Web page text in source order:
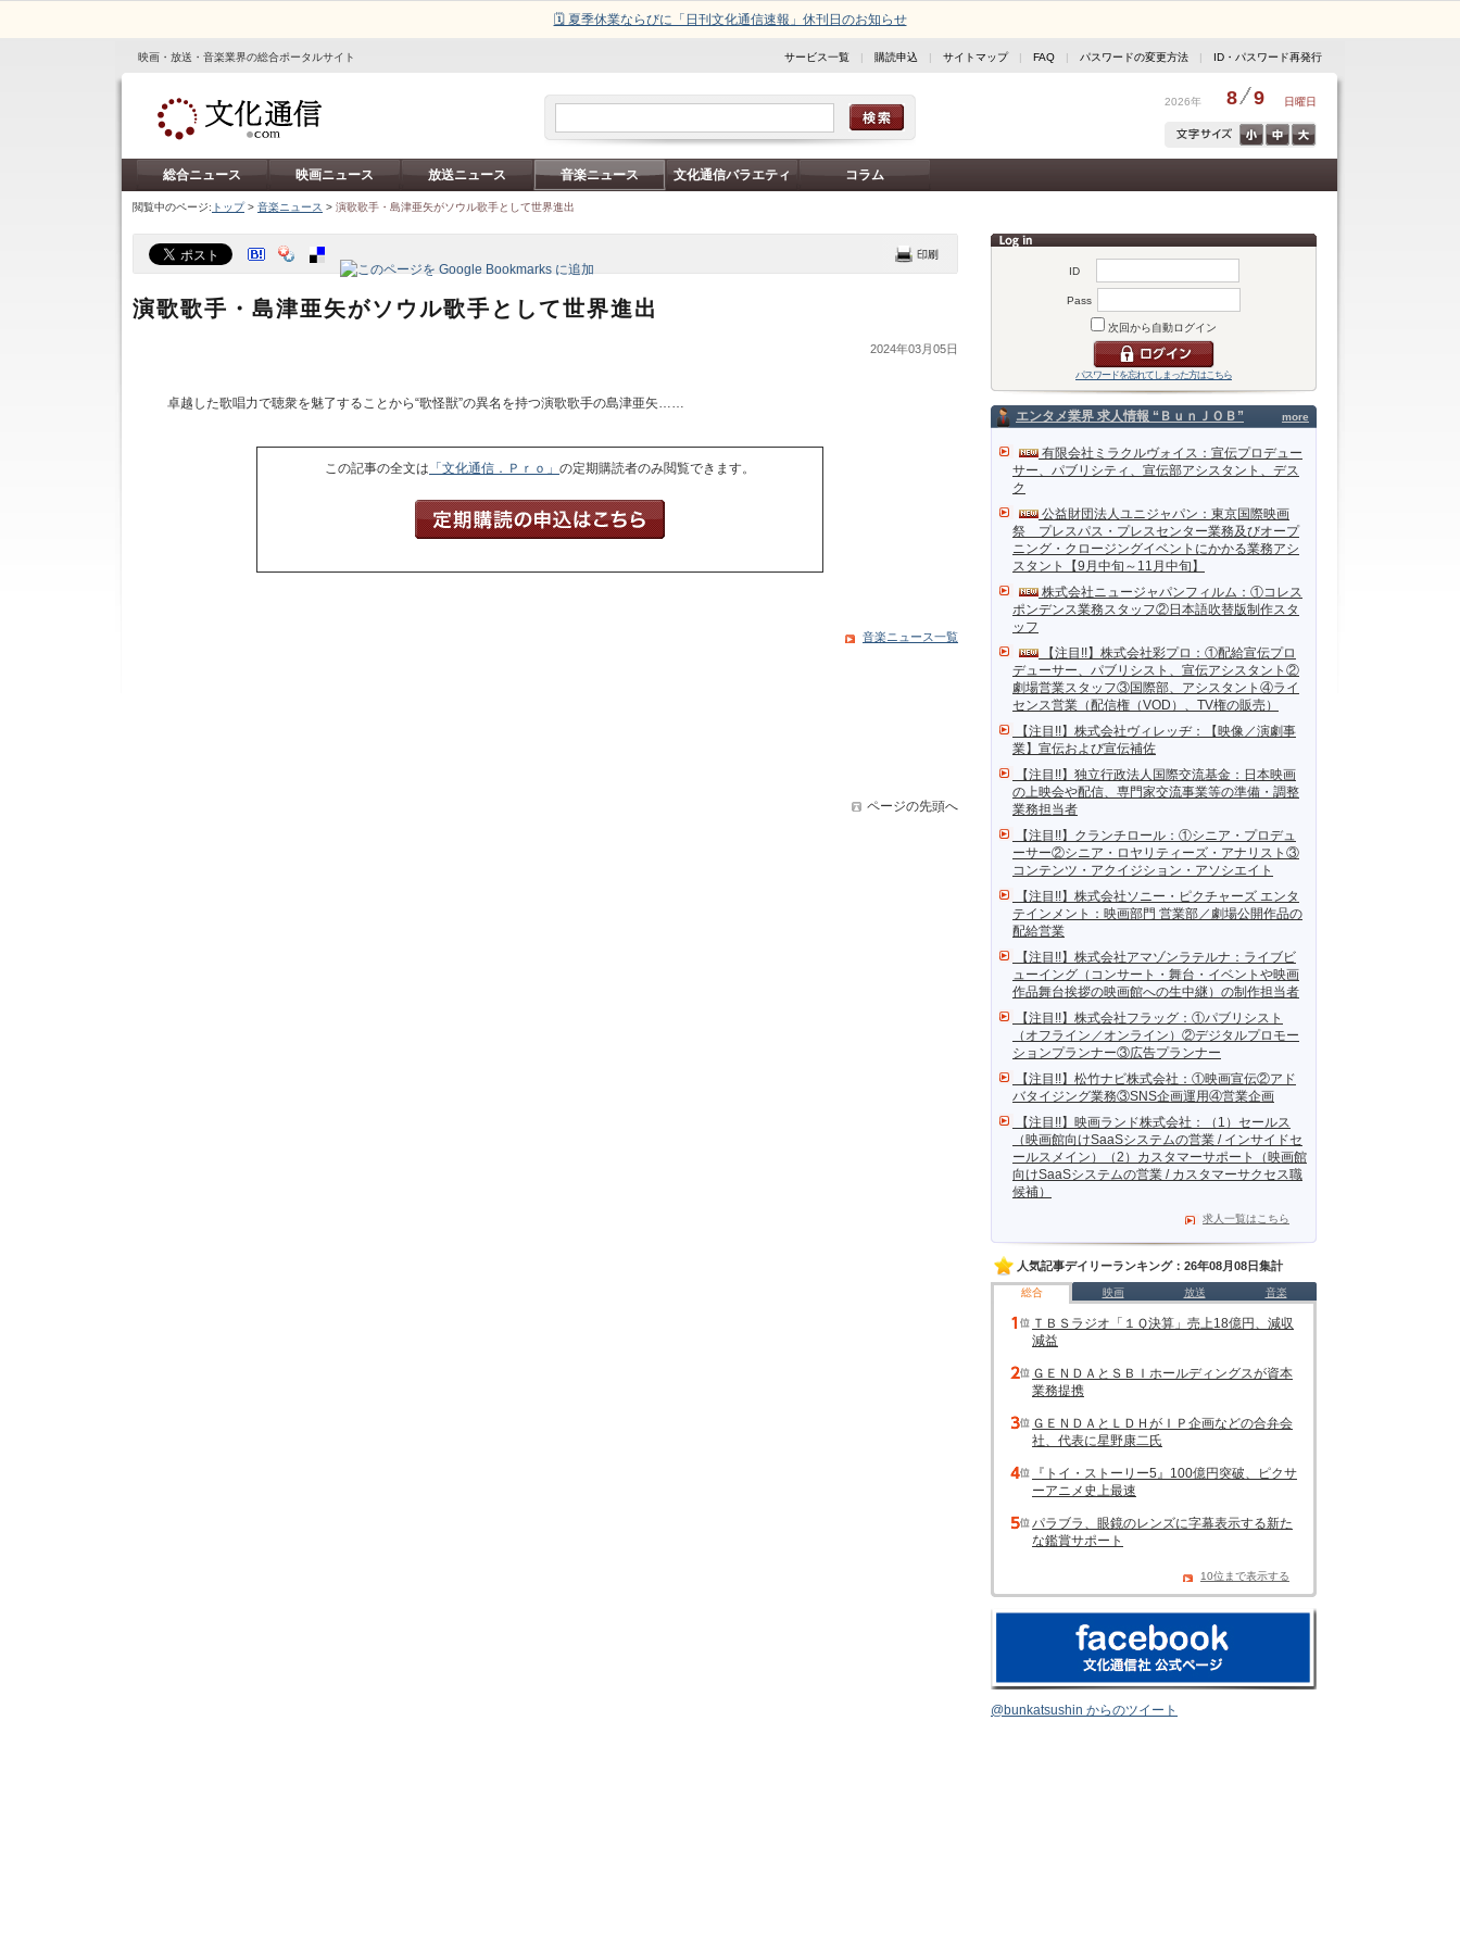
🗓️ 夏季休業ならびに「日刊文化通信速報」休刊日のお知らせ
映画・放送・音楽業界の総合ポータルサイト サービス一覧 | 購読申込 | サイトマップ| FAQ | パスワードの変更方法 | ID・パスワード再発行
2026年 8 9 日曜日
総合ニュース 映画ニュース 放送ニュース 音楽ニュース 文化通信バラエティ コラム
閲覧中のページ: トップ> 音楽ニュース > 演歌歌手・島津亜矢がソウル歌手として世界進出
ID
Pass
次回から自動ログイン
パスワードを忘れてしまった方はこちら
more
エンタメ業界 求人情報 “ＢｕｎＪＯＢ”
有限会社ミラクルヴォイス：宣伝プロデュー
サー、パブリシティ、宣伝部アシスタント、デス
ク
公益財団法人ユニジャパン：東京国際映画
祭 プレスパス・プレスセンター業務及びオープ
ニング・クロージングイベントにかかる業務アシ
スタント【9月中旬～11月中旬】
株式会社ニュージャパンフィルム：①コレス
ポンデンス業務スタッフ②日本語吹替版制作スタ
ッフ
【注目!!】株式会社彩プロ：①配給宣伝プロ
デューサー、パブリシスト、宣伝アシスタント②
劇場営業スタッフ③国際部、アシスタント④ライ
センス営業（配信権（VOD）、TV権の販売）
【注目!!】株式会社ヴィレッヂ：【映像／演劇事
業】宣伝および宣伝補佐
【注目!!】独立行政法人国際交流基金：日本映画
の上映会や配信、専門家交流事業等の準備・調整
業務担当者
【注目!!】クランチロール：①シニア・プロデュ
ーサー②シニア・ロヤリティーズ・アナリスト③
コンテンツ・アクイジション・アソシエイト
【注目!!】株式会社ソニー・ピクチャーズ エンタ
テインメント：映画部門 営業部／劇場公開作品の
配給営業
【注目!!】株式会社アマゾンラテルナ：ライブビ
ューイング（コンサート・舞台・イベントや映画
作品舞台挨拶の映画館への生中継）の制作担当者
【注目!!】株式会社フラッグ：①パブリシスト
（オフライン／オンライン）②デジタルプロモー
ションプランナー③広告プランナー
【注目!!】松竹ナビ株式会社：①映画宣伝②アド
バタイジング業務③SNS企画運用④営業企画
【注目!!】映画ランド株式会社：（1）セールス
（映画館向けSaaSシステムの営業 / インサイドセ
ールスメイン）（2）カスタマーサポート（映画館
向けSaaSシステムの営業 / カスタマーサクセス職
候補）
求人一覧はこちら
人気記事デイリーランキング：26年08月08日集計
総合 映画 放送 音楽
ＴＢＳラジオ「１Ｑ決算」売上18億円、減収
減益
ＧＥＮＤＡとＳＢＩホールディングスが資本
業務提携
ＧＥＮＤＡとＬＤＨがＩＰ企画などの合弁会
社、代表に星野康二氏
『トイ・ストーリー5』100億円突破、ピクサ
ーアニメ史上最速
パラブラ、眼鏡のレンズに字幕表示する新た
な鑑賞サポート
10位まで表示する
@bunkatsushin からのツイート
演歌歌手・島津亜矢がソウル歌手として世界進出
2024年03月05日
卓越した歌唱力で聴衆を魅了することから“歌怪獣”の異名を持つ演歌歌手の島津亜矢……
この記事の全文は 「文化通信．Ｐｒｏ」 の定期購読者のみ閲覧できます。
音楽ニュース一覧
ページの先頭へ